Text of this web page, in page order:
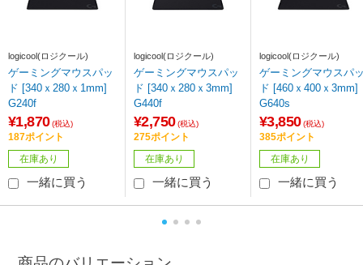
logicool(ロジクール)
ゲーミングマウスパッ
ド [340ｘ280ｘ1mm]
G240f
¥1,870 (税込)
187ポイント
在庫あり
一緒に買う
logicool(ロジクール)
ゲーミングマウスパッ
ド [340ｘ280ｘ3mm]
G440f
¥2,750 (税込)
275ポイント
在庫あり
一緒に買う
logicool(ロジクール)
ゲーミングマウスパ
ド [460ｘ400ｘ3mm]
G640s
¥3,850 (税込)
385ポイント
在庫あり
一緒に買う